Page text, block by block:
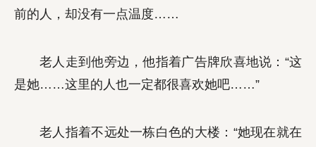
前的人，却没有一点温度……
老人走到他旁边，他指着广告牌欣喜地说：“这
是她……这里的人也一定都很喜欢她吧……”
老人指着不远处一栋白色的大楼：“她现在就在